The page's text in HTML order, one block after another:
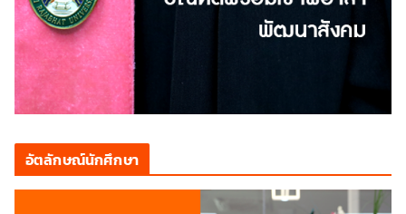
อัตลักษณ์นักศึกษา